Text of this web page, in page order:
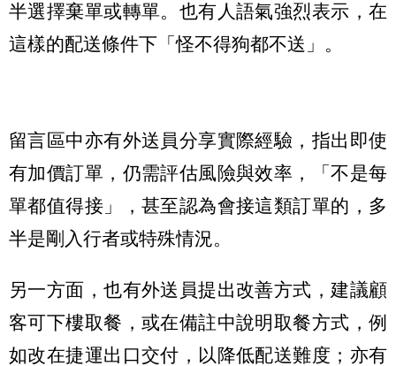
半選擇棄單或轉單。也有人語氣強烈表示，在
這樣的配送條件下「怪不得狗都不送」。
留言區中亦有外送員分享實際經驗，指出即使
有加價訂單，仍需評估風險與效率，「不是每
單都值得接」，甚至認為會接這類訂單的，多
半是剛入行者或特殊情況。
另一方面，也有外送員提出改善方式，建議顧
客可下樓取餐，或在備註中說明取餐方式，例
如改在捷運出口交付，以降低配送難度；亦有